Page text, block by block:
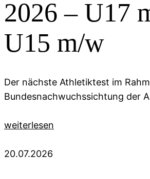
2026 – U17
U15 m/w
Der nächste Athletiktest im
Bundesnachwuchssichtung der
weiterlesen
20.07.2026